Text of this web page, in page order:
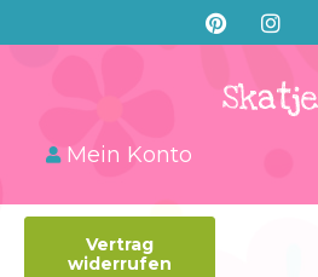
Mein Konto
Vertrag
widerrufen